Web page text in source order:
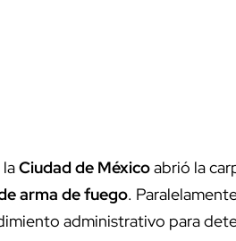
Ciudad de Méxicoabrió la
arma de fuego.
administrativo para